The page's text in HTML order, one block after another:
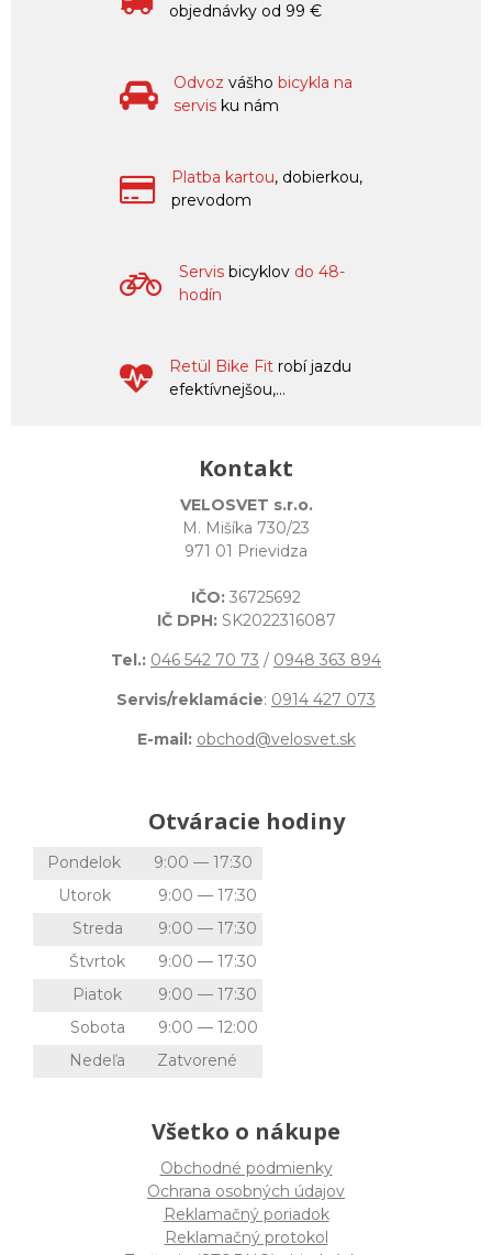
objednávky od 99 €
Odvoz vášho bicykla na
servis ku nám
Platba kartou, dobierkou,
prevodom
Servis bicyklov do 48-
hodín
Retül Bike Fit robí jazdu
efektívnejšou,...
Kontakt
VELOSVET s.r.o.
M. Mišíka 730/23
971 01 Prievidza
IČO: 36725692
IČ DPH: SK2022316087
Tel.: 046 542 70 73 / 0948 363 894
Servis/reklamácie: 0914 427 073
E-mail: obchod@velosvet.sk
Otváracie hodiny
Pondelok
9:00 — 17:30
Utorok
9:00 — 17:30
Streda
9:00 — 17:30
Štvrtok
9:00 — 17:30
Piatok
9:00 — 17:30
Sobota
9:00 — 12:00
Nedeľa
Zatvorené
Všetko o nákupe
Obchodné podmienky
Ochrana osobných údajov
Reklamačný poriadok
Reklamačný protokol